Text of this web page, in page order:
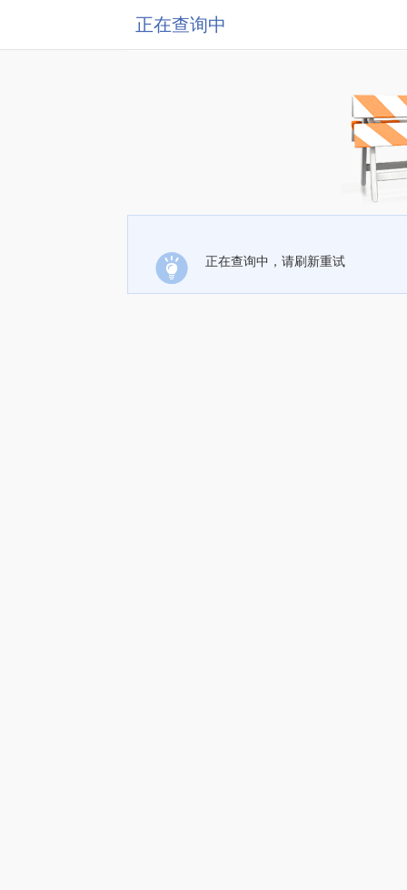
正在查询中
正在查询中，请刷新重试